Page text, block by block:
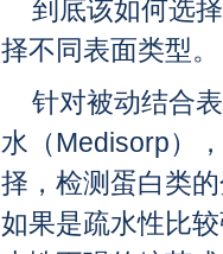
到底该如何选
择不同表面类型。
针对被动结合
水（Medisorp）
择，检测蛋白类
如果是疏水性比